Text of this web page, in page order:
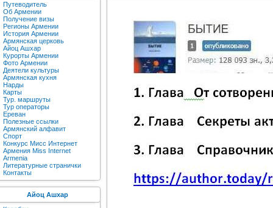
Путеводитель
Об Армении
Получение визы
Регионы Армении
История Армении
Армянская церковь
Айоц Ашхар
Курорты Армении
Фото Армении
Деятели культуры
Армянская кухня
Нарды
Карты
Тур. маршруты
Тур операторы
Ереван
Полезные ссылки
Армянский алфавит
Спорт
Конкурс Мисс Интернет
Армения Miss Internet
Armenia
Литературные странички
Контакты
Айоц Ашхар